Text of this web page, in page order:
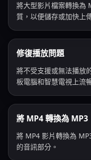
將大型影片檔案轉換為
質，以便儲存或加快上
修復播放問題
將不受支援或無法播放
板電腦和智慧電視上流
將 MP4 轉換為 MP3
將 MP4 影片轉換為
的音訊部分。